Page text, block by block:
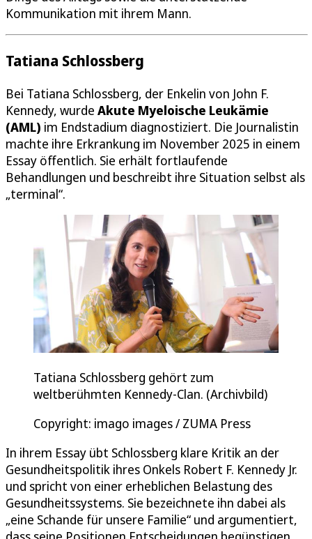
Kommunikation mit ihrem Mann.
Tatiana Schlossberg
Bei Tatiana Schlossberg, der Enkelin von John F.
Kennedy, wurde Akute Myeloische Leukämie
(AML) im Endstadium diagnostiziert. Die Journalistin
machte ihre Erkrankung im November 2025 in einem
Essay öffentlich. Sie erhält fortlaufende
Behandlungen und beschreibt ihre Situation selbst als
„terminal“.
Tatiana Schlossberg gehört zum
weltberühmten Kennedy-Clan. (Archivbild)
Copyright: imago images / ZUMA Press
In ihrem Essay übt Schlossberg klare Kritik an der
Gesundheitspolitik ihres Onkels Robert F. Kennedy Jr.
und spricht von einer erheblichen Belastung des
Gesundheitssystems. Sie bezeichnete ihn dabei als
„eine Schande für unsere Familie“ und argumentiert,